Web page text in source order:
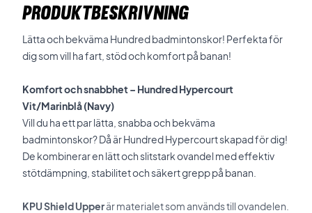
PRODUKTBESKRIVNING
Lätta och bekväma Hundred badmintonskor! Perfekta för
dig som vill ha fart, stöd och komfort på banan!
Komfort och snabbhet – Hundred Hypercourt
Vit/Marinblå (Navy)
Vill du ha ett par lätta, snabba och bekväma
badmintonskor? Då är Hundred Hypercourt skapad för dig!
De kombinerar en lätt och slitstark ovandel med effektiv
stötdämpning, stabilitet och säkert grepp på banan.
KPU Shield Upperär materialet som används till ovandelen.